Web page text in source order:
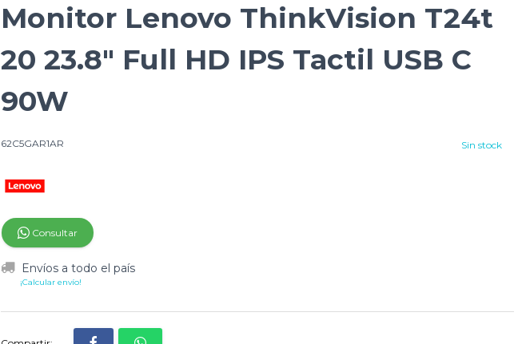
Monitor Lenovo ThinkVision T24t
20 23.8" Full HD IPS Tactil USB C
90W
62C5GAR1AR Sin stock
Consultar
Envíos a todo el país
¡Calcular envío!